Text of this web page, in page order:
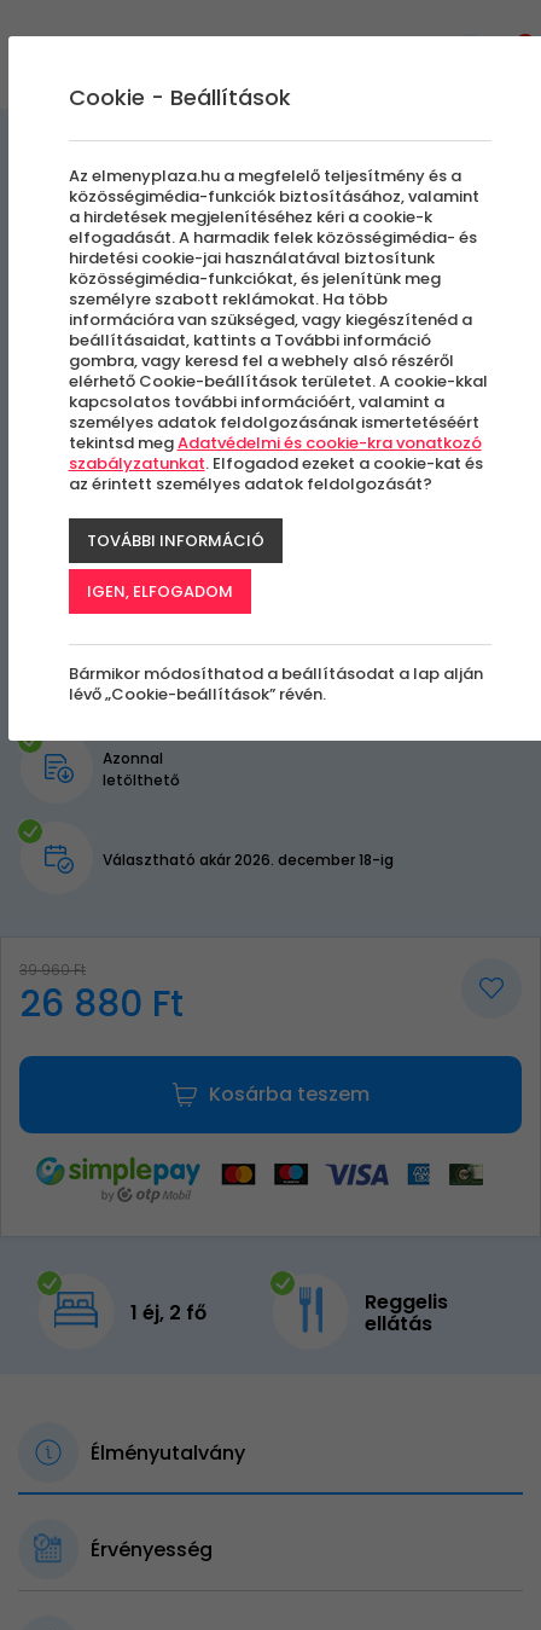
SIROCAVE Barlang Szoba
Hosszú Érvényesség
Sirok
-33%
Azonnal
letölthető
Választható akár 2026. december 18-ig
39 960 Ft
26 880 Ft
Kosárba teszem
1 éj, 2 fő Reggelis
ellátás
Élményutalvány
Érvényesség
Cookie - Beállítások
Az elmenyplaza.hu a megfelelő teljesítmény és a
közösségimédia-funkciók biztosításához, valamint
a hirdetések megjelenítéséhez kéri a cookie-k
elfogadását. A harmadik felek közösségimédia- és
hirdetési cookie-jai használatával biztosítunk
közösségimédia-funkciókat, és jelenítünk meg
személyre szabott reklámokat. Ha több
információra van szükséged, vagy kiegészítenéd a
beállításaidat, kattints a További információ
gombra, vagy keresd fel a webhely alsó részéről
elérhető Cookie-beállítások területet. A cookie-kkal
kapcsolatos további információért, valamint a
személyes adatok feldolgozásának ismertetéséért
tekintsd megAdatvédelmi és cookie-kra vonatkozó
szabályzatunkat. Elfogadod ezeket a cookie-kat és
az érintett személyes adatok feldolgozását?
TOVÁBBI INFORMÁCIÓ
IGEN, ELFOGADOM
Bármikor módosíthatod a beállításodat a lap alján
lévő „Cookie-beállítások” révén.